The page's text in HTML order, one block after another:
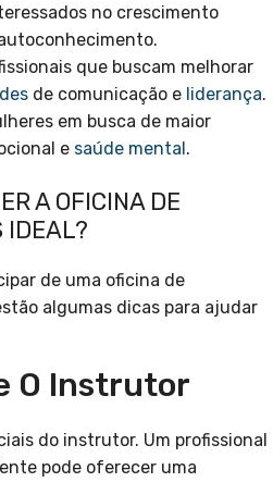
no crescimento
que buscam melhorar
de comunicação e liderança.
em busca de maior
e saúde mental.
A OFICINA DE
IDEAL?
de uma oficina de
algumas dicas para ajudar
O Instrutor
do instrutor. Um profissional
pode oferecer uma